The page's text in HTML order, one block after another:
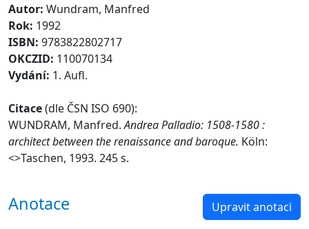
Autor: Wundram, Manfred
Rok: 1992
ISBN: 9783822802717
OKCZID: 110070134
Vydání: 1. Aufl.
Citace(dle ČSN ISO 690):
WUNDRAM, Manfred.Andrea Palladio: 1508-1580 :
architect between the renaissance and baroque. Köln:
<>Taschen, 1993. 245 s.
Anotace Upravit anotaci